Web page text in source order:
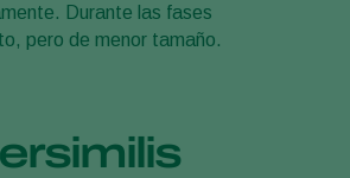
Durante las fases
pero de menor tamaño.